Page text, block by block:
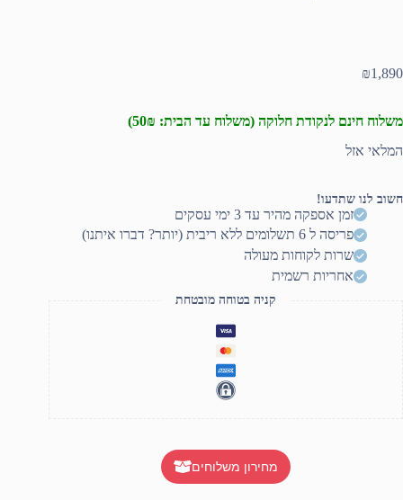
₪1,890
משלוח חינם לנקודת חלוקה (משלוח עד הבית: 50₪)
המלאי אזל
חשוב לנו שתדעו!
זמן אספקה מהיר עד 3 ימי עסקים
פריסה ל 6 תשלומים ללא ריבית (יותר? דברו איתנו)
שרות לקוחות מעולה
אחריות רשמית
קניה בטוחה מובטחת
מחירון משלוחים